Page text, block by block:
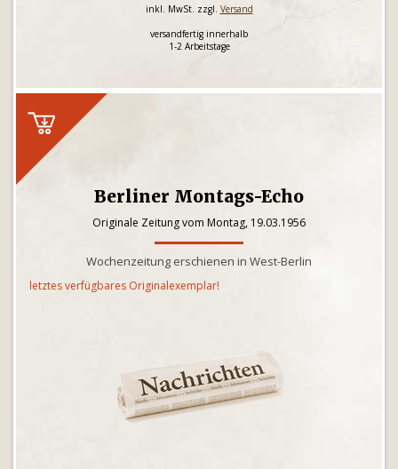
inkl. MwSt. zzgl. Versand
versandfertig innerhalb
1-2 Arbeitstage
Berliner Montags-Echo
Originale Zeitung vom Montag, 19.03.1956
Wochenzeitung erschienen in West-Berlin
letztes verfügbares Originalexemplar!